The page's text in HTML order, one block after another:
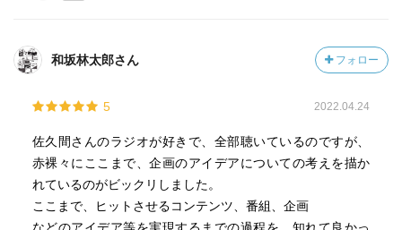
和坂林太郎さん フォロー
5 2022.04.24
佐久間さんのラジオが好きで、全部聴いているのですが、
赤裸々にここまで、企画のアイデアについての考えを描か
れているのがビックリしました。
ここまで、ヒットさせるコンテンツ、番組、企画